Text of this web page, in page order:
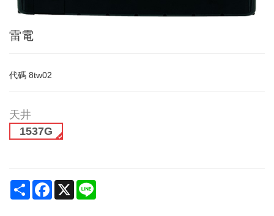
雷電
代碼 8tw02
天井
1537G
ShareFacebook
X